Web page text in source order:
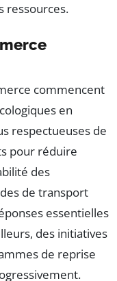
ressources.
commencent
en
respectueuses de
pour réduire
des
de transport
essentielles
des initiatives
de reprise